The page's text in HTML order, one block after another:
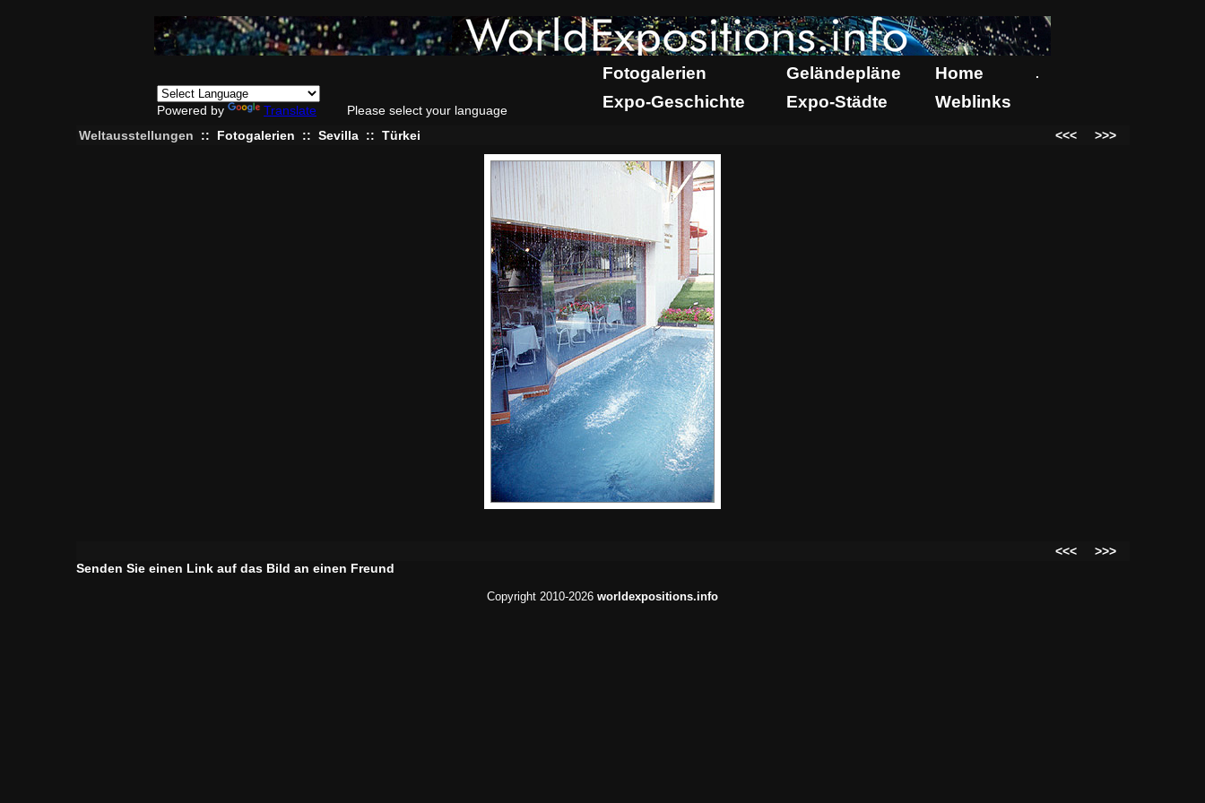
Powered by Translate Please select your language
Fotogalerien Geländepläne Home .
Expo-Geschichte Expo-Städte Weblinks
Weltausstellungen :: Fotogalerien :: Sevilla :: Türkei <<< >>>
<<<
>>>
Senden Sie einen Link auf das Bild an einen Freund
Copyright 2010-2026 worldexpositions.info